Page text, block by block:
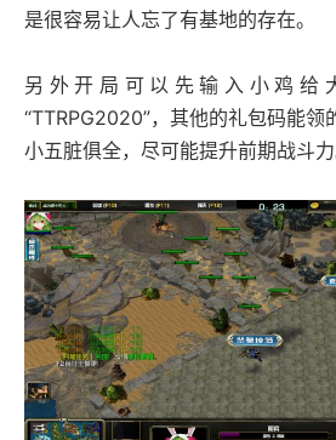
是很容易让人忘了有基地的存在。
另外开局可以先输入小鸡给
“TTRPG2020”，其他的礼包码能领
小五脏俱全，尽可能提升前期战斗力